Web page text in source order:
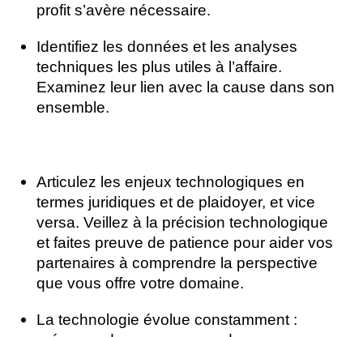
profit s’avère nécessaire.
Identifiez les données et les analyses
techniques les plus utiles à l’affaire.
Examinez leur lien avec la cause dans son
ensemble.
Articulez les enjeux technologiques en
termes juridiques et de plaidoyer, et vice
versa. Veillez à la précision technologique
et faites preuve de patience pour aider vos
partenaires à comprendre la perspective
que vous offre votre domaine.
La technologie évolue constamment :